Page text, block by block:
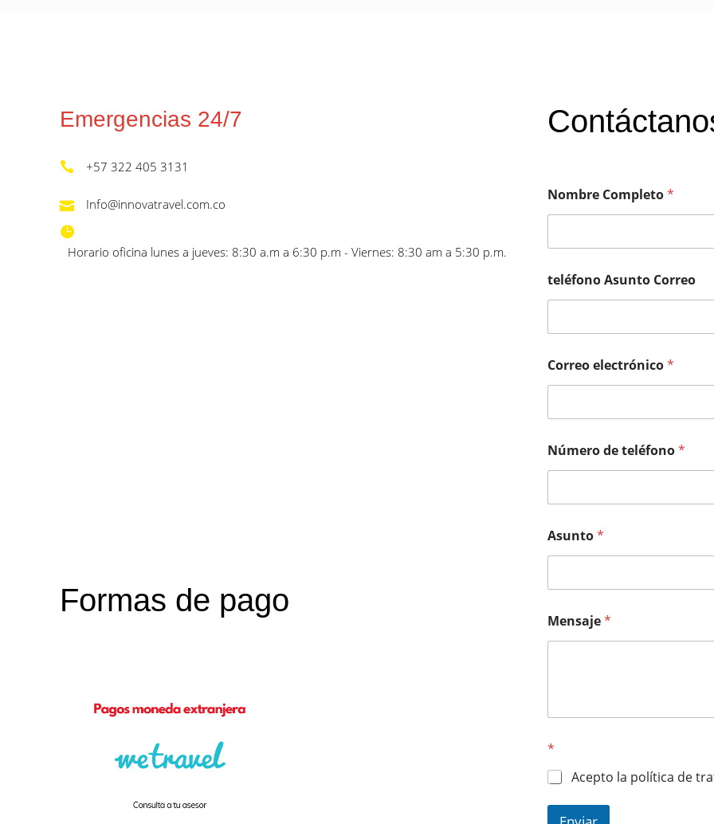
Emergencias 24/7
+57 322 405 3131
Info@innovatravel.com.co
Horario oficina lunes a jueves: 8:30 a.m a 6:30 p.m - Viernes: 8:30 am a 5:30 p.m.
Formas de pago
Nombre Completo*
teléfono Asunto Correo
Correo electrónico*
Número de teléfono*
Asunto*
Mensaje*
*
Acepto la política de